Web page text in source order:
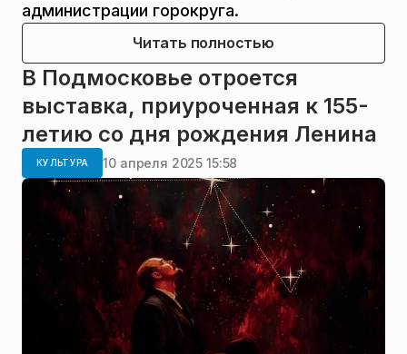
администрации горокруга.
Читать полностью
В Подмосковье отроется
выставка, приуроченная к 155-
летию со дня рождения Ленина
КУЛЬТУРА 10 апреля 2025 15:58